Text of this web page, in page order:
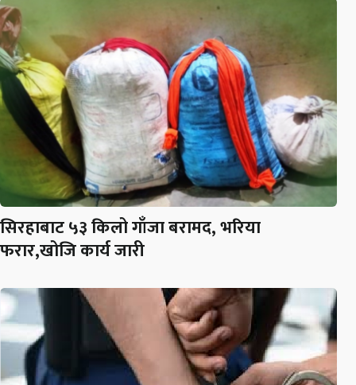
सिरहाबाट ५३ किलो गाँजा बरामद, भरिया
फरार,खोजि कार्य जारी